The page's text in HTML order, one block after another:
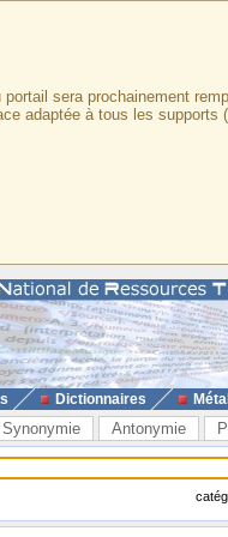
sera prochainement
adaptée à tous les
Dictionnaires
Synonymie Antonymie